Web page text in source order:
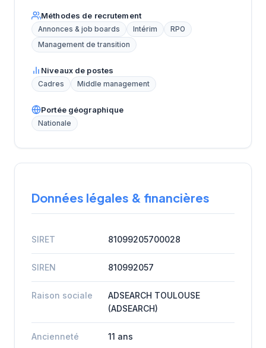
Méthodes de recrutement
Annonces & job boards Intérim
RPO
Management de transition
Niveaux de postes
Cadres Middle management
Portée géographique
Nationale
Données légales & financières
SIRET 81099205700028
SIREN 810992057
Raison sociale
ADSEARCH TOULOUSE
(ADSEARCH)
Ancienneté 11 ans